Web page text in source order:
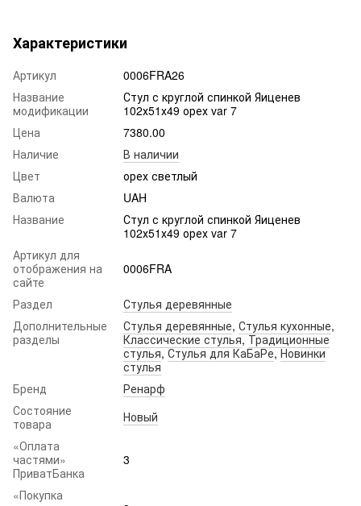
Характеристики
Артикул
0006FRA26
Название
модификации
Стул с круглой спинкой Яиценев
102х51х49 орех var 7
Цена
7380.00
Наличие
В наличии
Цвет
орех светлый
Валюта
UAH
Название
Стул с круглой спинкой Яиценев
102х51х49 орех var 7
Артикул для
отображения на
сайте
0006FRA
Раздел
Стулья деревянные
Дополнительные
разделы
Стулья деревянные, Стулья кухонные,
Классические стулья,Традиционные
стулья,Стулья для КаБаРе,Новинки
стулья
Бренд
Ренарф
Состояние
товара
Новый
«Оплата
частями»
ПриватБанка
3
«Покупка